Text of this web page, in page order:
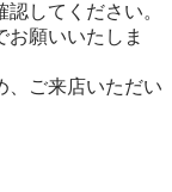
してください。
お願いいたしま
、ご来店いただい